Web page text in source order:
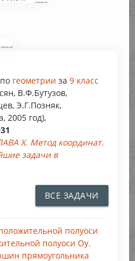
по геометрии за 9 класс
В.Ф.Бутузов,
Э.Г.Позняк,
год),
X. Метод координат.
задачи в
ВСЕ ЗАДАЧИ
полуоси
полуоси Оу.
прямоугольника